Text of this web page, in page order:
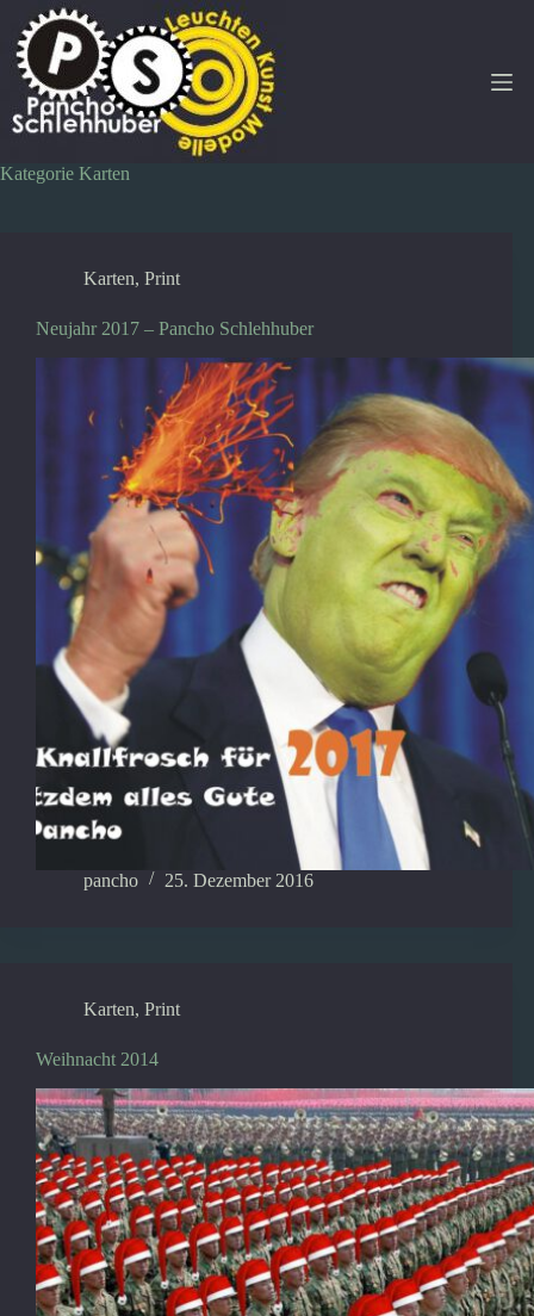
Inhalt
springen
Kategorie Karten
Karten, Print
Neujahr 2017 – Pancho Schlehhuber
pancho 25. Dezember 2016
Karten, Print
Weihnacht 2014